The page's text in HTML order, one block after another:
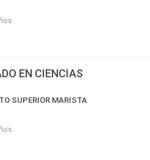
EN CIENCIAS
SUPERIOR MARISTA